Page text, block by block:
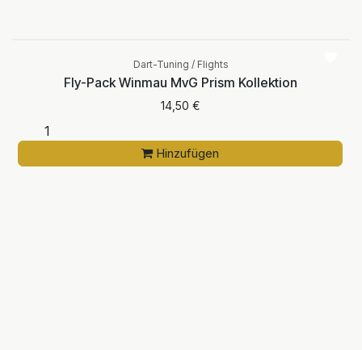
Dart-Tuning / Flights
Fly-Pack Winmau MvG Prism Kollektion
14,50 €
Hinzufügen